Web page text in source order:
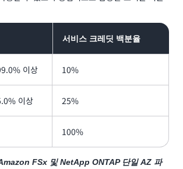
서비스 크레딧 백분율
이상 10%
이상 25%
100%
FSx 및 NetApp ONTAP 단일 AZ 파